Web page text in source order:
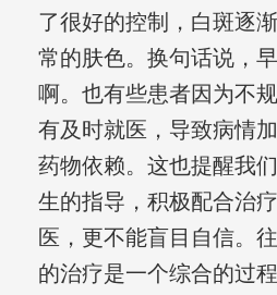
了很好的控制，白斑逐
常的肤色。换句话说，
啊。也有些患者因为不
有及时就医，导致病情
药物依赖。这也提醒我
生的指导，积极配合治
医，更不能盲目自信。
的治疗是一个综合的过